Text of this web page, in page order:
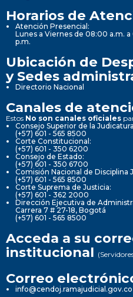
Horarios de
Atención Presencial:
Lunes a Viernes de 08:00 a.m.
p.m.
Ubicación de
y Sedes
Directorio Nacional
Canales de
Estos No son canales oficiales
Consejo Superior de la
(+57) 601 - 565 8500
Corte Constitucional:
(+57) 601 - 350 6200
Consejo de Estado:
(+57) 601 - 350 6700
Comisión Nacional de Disciplina
(+57) 601 - 565 8500
Corte Suprema de Justicia:
(+57) 601 - 362 2000
Dirección Ejecutiva de
Carrera 7 # 27-18, Bogotá
(+57) 601 - 565 8500
Acceda a su
institucional
Correo
info@cendoj.ramajudicial.gov.co